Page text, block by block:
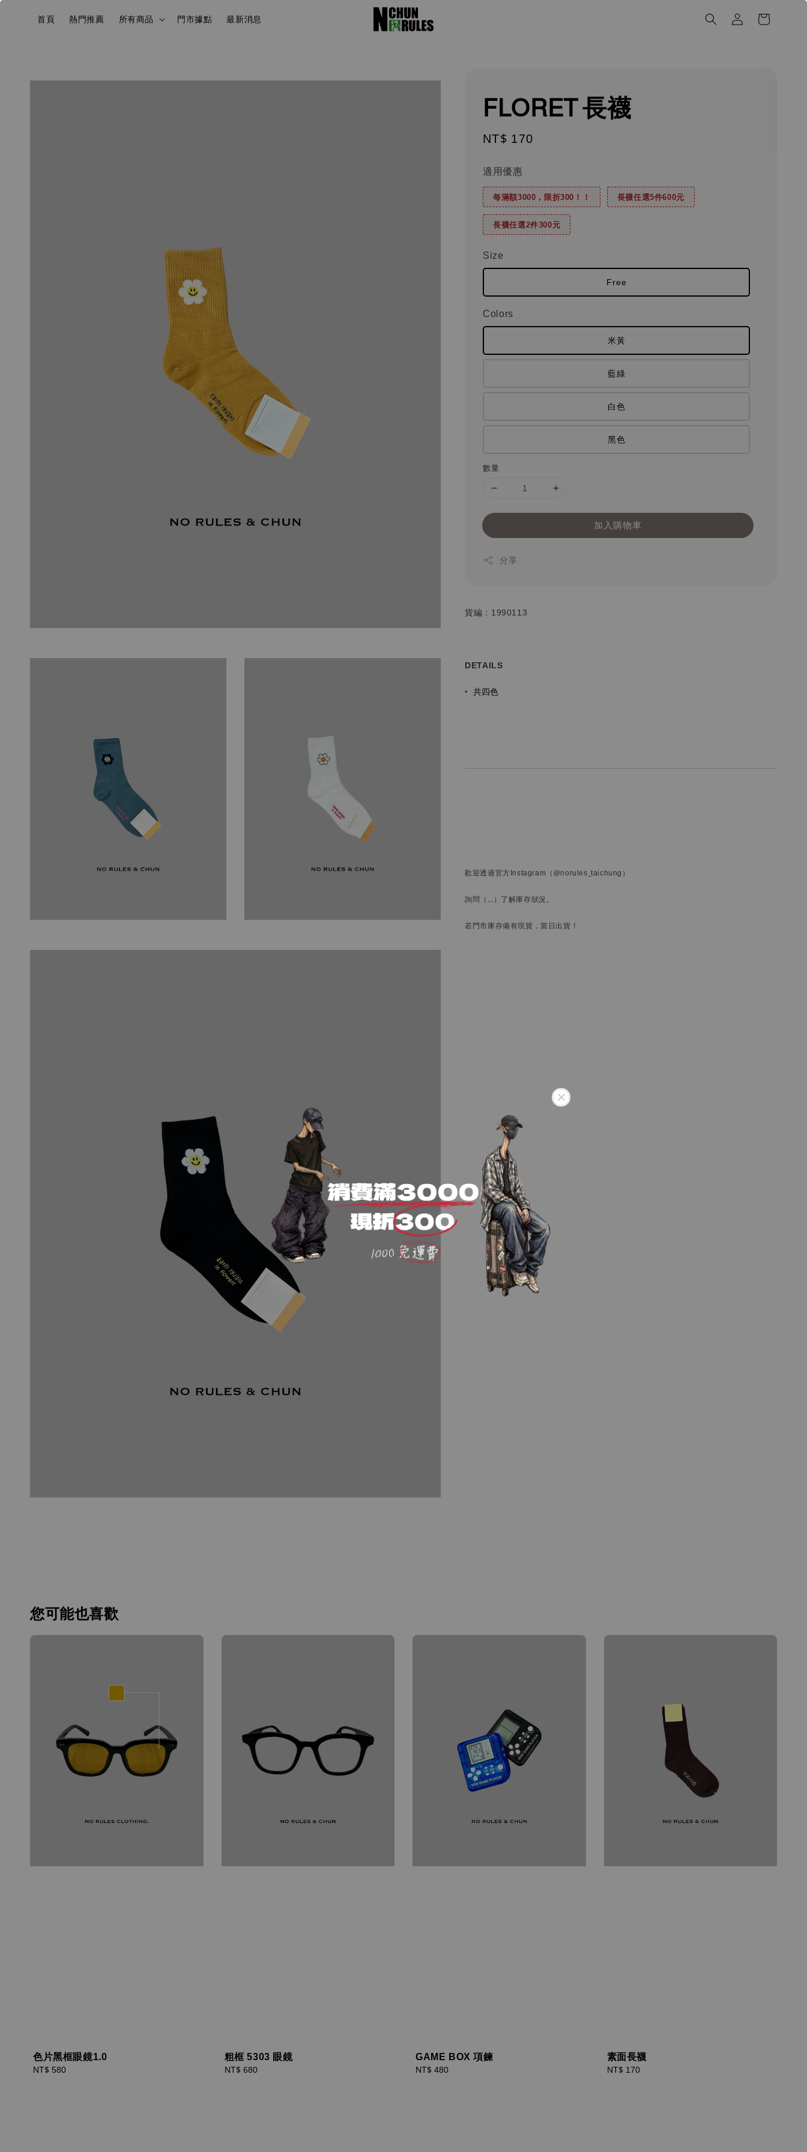
首頁 熱門推薦 所有商品 門市據點 最新消息
FLORET 長襪
Regular
NT$ 170
適用優惠
每滿額3000，限折300！！ 長襪任選5件600元
長襪任選2件300元
Size
Free
Colors
米黃
藍綠
白色
黑色
數量
加入購物車
分享
貨編：1990113
DETAILS
• 共四色
歡迎透過官方Instagram （@norules_taichung）
詢問 （…） 了解庫存狀況。
若門市庫存備有現貨，當日出貨！
您可能也喜歡
色片黑框眼鏡1.0
Regular
NT$ 580
粗框 5303 眼鏡
Regular
NT$ 680
GAME BOX 項鍊
Regular
NT$ 480
素面長襪
Regular
NT$ 170